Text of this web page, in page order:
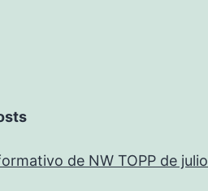
de NW TOPP de julio